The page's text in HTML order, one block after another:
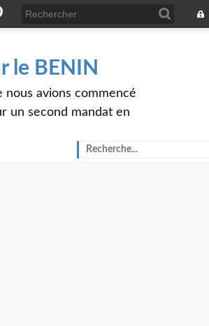
le BENIN
nous avions commencé
un second mandat en